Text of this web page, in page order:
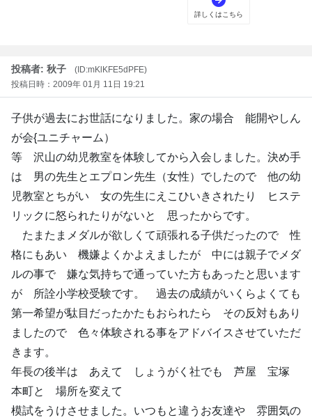
投稿者: 秋子
(ID:mKlKFE5dPFE)
投稿日時：2009年 01月 11日 19:21
子供が過去にお世話になりました。家の場合 能開やしん
が会{ユニチャーム）
等 沢山の幼児教室を体験してから入会しました。決め手
は 男の先生とエプロン先生（女性）でしたので 他の幼
児教室とちがい 女の先生にえこひいきされたり ヒステ
リックに怒られたりがないと 思ったからです。
たまたまメダルが欲しくて頑張れる子供だったので 性
格にもあい 機嫌よくかよえましたが 中には親子でメダ
ルの事で 嫌な気持ちで通っていた方もあったと思います
が 所詮小学校受験です。 過去の成績がいくらよくても
第一希望が駄目だったかたもおられたら その反対もあり
ましたので 色々体験される事をアドバイスさせていただ
きます。
年長の後半は あえて しょうがく社でも 芦屋 宝塚
本町と 場所を変えて
模試をうけさせました。いつもと違うお友達や 雰囲気の